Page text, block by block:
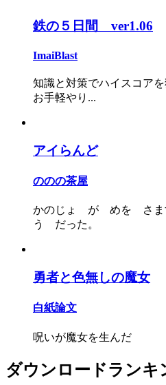
鉄の５日間 ver1.06
ImaiBlast
知識と対策でハイスコア
お手軽やり...
アイらんど
ののの茶屋
かのじょ が めを さま
う だった。
勇者と色無しの魔女
白紙論文
呪いが魔女を生んだ
ダウンロードランキ